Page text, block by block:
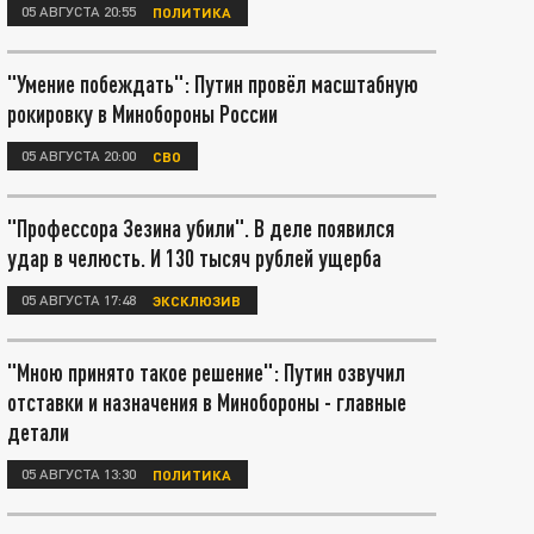
05 АВГУСТА 20:55 ПОЛИТИКА
"Умение побеждать": Путин провёл масштабную
рокировку в Минобороны России
05 АВГУСТА 20:00 СВО
"Профессора Зезина убили". В деле появился
удар в челюсть. И 130 тысяч рублей ущерба
05 АВГУСТА 17:48 ЭКСКЛЮЗИВ
"Мною принято такое решение": Путин озвучил
отставки и назначения в Минобороны - главные
детали
05 АВГУСТА 13:30 ПОЛИТИКА